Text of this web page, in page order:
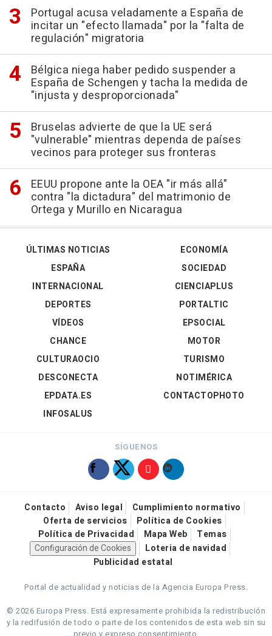
Portugal acusa veladamente a España de
incitar un "efecto llamada" por la "falta de
regulación" migratoria
Bélgica niega haber pedido suspender a
España de Schengen y tacha la medida de
"injusta y desproporcionada"
Bruselas advierte de que la UE será
"vulnerable" mientras dependa de países
vecinos para proteger sus fronteras
EEUU propone ante la OEA "ir más allá"
contra "la dictadura" del matrimonio de
Ortega y Murillo en Nicaragua
ÚLTIMAS NOTICIAS
ESPAÑA
INTERNACIONAL
DEPORTES
VÍDEOS
ECONOMÍA
SOCIEDAD
CIENCIAPLUS
PORTALTIC
EPSOCIAL
CHANCE
CULTURAOCIO
DESCONECTA
EPDATA.ES
INFOSALUS
MOTOR
TURISMO
NOTIMÉRICA
CONTACTOPHOTO
SÍGUENOS
Contacto Aviso legal
Cumplimiento normativo
Oferta de servicios
Política de Cookies
Política de Privacidad
Mapa Web
Temas
Configuración de Cookies
Loteria de navidad
Publicidad estatal
Portal de actualidad y noticias de la Agencia Europa Press.
© 2026 Europa Press. Está expresamente prohibida la redistribución
y la redifusión de todo o parte de los contenidos de esta web sin su